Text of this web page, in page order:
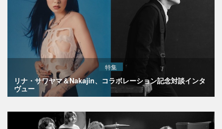
特集
リナ・サワヤマ＆Nakajin、コラボレーション記念対談インタ
ヴュー